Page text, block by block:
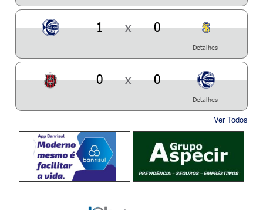
1 x 0
Detalhes
0 x 0
Detalhes
Ver Todos